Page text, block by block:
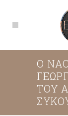
Ο
ΤΟΥ